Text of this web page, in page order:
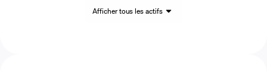
Afficher tous les actifs